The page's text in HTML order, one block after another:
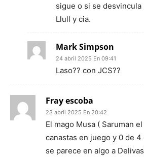
sigue o si se desvincula
Llull y cia.
Mark Simpson
24 abril 2025 En 09:41
Laso?? con JCS??
Fray escoba
23 abril 2025 En 20:42
El mago Musa ( Saruman
canastas en juego y 0 de
se parece en algo a